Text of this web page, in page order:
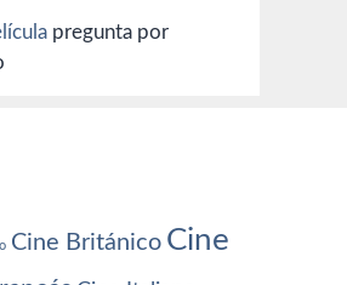
pregunta por
Cine Británico Cine